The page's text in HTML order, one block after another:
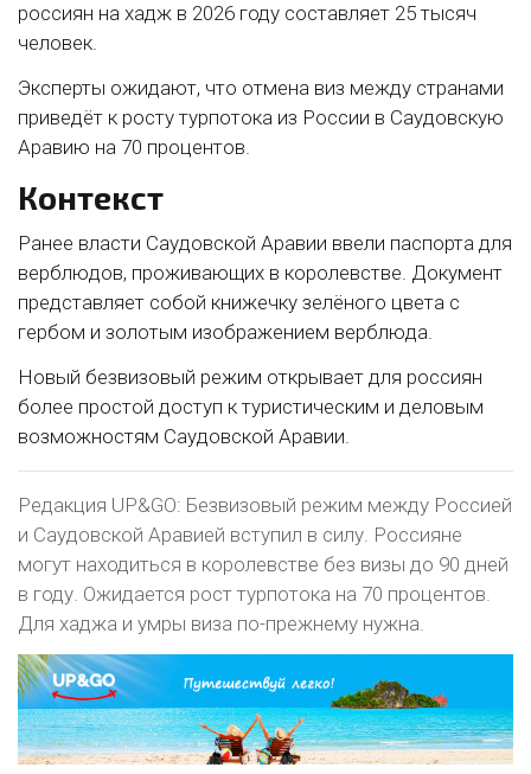
россиян на хадж в 2026 году составляет 25 тысяч
человек.
Эксперты ожидают, что отмена виз между странами
приведёт к росту турпотока из России в Саудовскую
Аравию на 70 процентов.
Контекст
Ранее власти Саудовской Аравии ввели паспорта для
верблюдов, проживающих в королевстве. Документ
представляет собой книжечку зелёного цвета с
гербом и золотым изображением верблюда.
Новый безвизовый режим открывает для россиян
более простой доступ к туристическим и деловым
возможностям Саудовской Аравии.
Редакция UP&GO: Безвизовый режим между Россией
и Саудовской Аравией вступил в силу. Россияне
могут находиться в королевстве без визы до 90 дней
в году. Ожидается рост турпотока на 70 процентов.
Для хаджа и умры виза по-прежнему нужна.